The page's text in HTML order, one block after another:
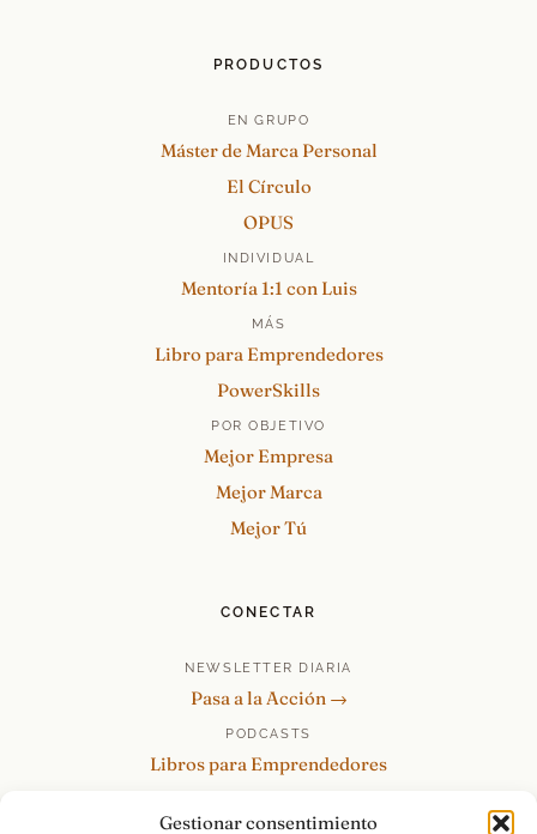
Gestionar consentimiento
PRODUCTOS
EN GRUPO
Máster de Marca Personal
El Círculo
OPUS
INDIVIDUAL
Mentoría 1:1 con Luis
MÁS
Libro para Emprendedores
PowerSkills
POR OBJETIVO
Mejor Empresa
Mejor Marca
Mejor Tú
CONECTAR
NEWSLETTER DIARIA
Pasa a la Acción →
PODCASTS
Libros para Emprendedores